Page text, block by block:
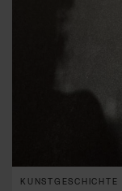
KUNSTGESCHICHTE